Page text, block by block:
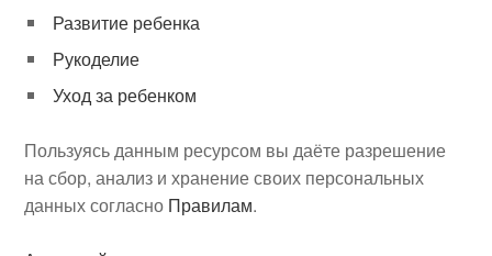
Развитие ребенка
Рукоделие
Уход за ребенком
Пользуясь данным ресурсом вы даёте разрешение
на сбор, анализ и хранение своих персональных
данных согласно Правилам.